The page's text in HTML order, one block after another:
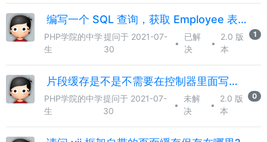
编写一个 SQL 查询，获取 Employee 表中第 n 高的薪水（Salary）？
PHP学院的中学
生
提问于 2021-07-
30
•
已解
决
•
2.0 版
本
1
片段缓存是不是不需要在控制器里面写代码呢？
PHP学院的中学
生
提问于 2021-07-
30
•
未解
决
•
2.0 版
本
0